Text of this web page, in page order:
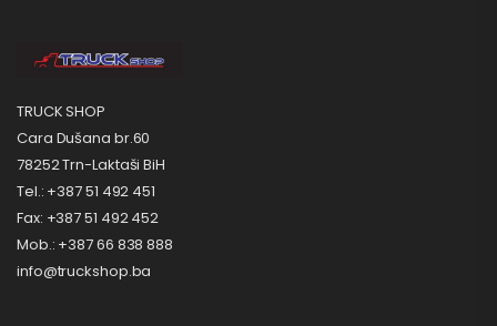
TRUCK SHOP
Cara Dušana br.60
78252 Trn-Laktaši BiH
Tel.: +387 51 492 451
Fax: +387 51 492 452
Mob.: +387 66 838 888
info@truckshop.ba